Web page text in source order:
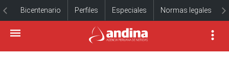
Bicentenario Perfiles Especiales Normas legales